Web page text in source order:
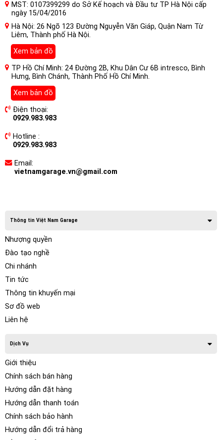
MST: 0107399299 do Sở Kế hoạch và Đầu tư TP Hà Nội cấp
ngày 15/04/2016
Hà Nội: 26 Ngõ 123 Đường Nguyễn Văn Giáp, Quận Nam Từ
Liêm, Thành phố Hà Nội.
Xem bản đồ
TP Hồ Chí Minh: 24 Đường 2B, Khu Dân Cư 6B intresco, Bình
Hưng, Bình Chánh, Thành Phố Hồ Chí Minh.
Xem bản đồ
Điện thoại:
0929.983.983
Hotline :
0929.983.983
Email:
vietnamgarage.vn@gmail.com
Thông tin Việt Nam Garage
Nhượng quyền
Đào tạo nghề
Chi nhánh
Tin tức
Thông tin khuyến mại
Sơ đồ web
Liên hệ
Dịch Vụ
Giới thiệu
Chính sách bán hàng
Hướng dẫn đặt hàng
Hướng dẫn thanh toán
Chính sách bảo hành
Hướng dẫn đổi trả hàng